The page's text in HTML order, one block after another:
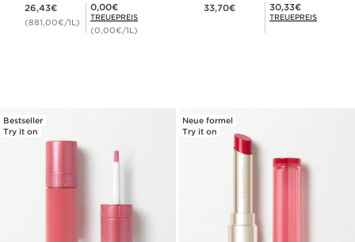
26,43€
(881,00€/1L)
Mitgliederpreis 0,00€
0,00€
TREUEPREIS
(0,00€/1L)
33,70€ Mitgliederpreis 30,33€
30,33€
TREUEPREIS
Bestseller
Try it on
Neue formel
Try it on